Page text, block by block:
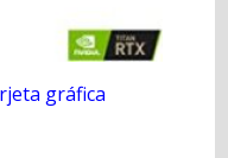
gráfica